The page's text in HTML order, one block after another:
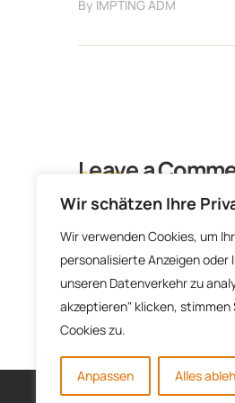
Wir schätzen Ihre
Wir verwenden Cookies, um
personalisierte Anzeigen
unseren Datenverkehr zu
akzeptieren" klicken, stimmen
Cookies zu.
Anpassen Alles
By IMPTING ADM
Leave a